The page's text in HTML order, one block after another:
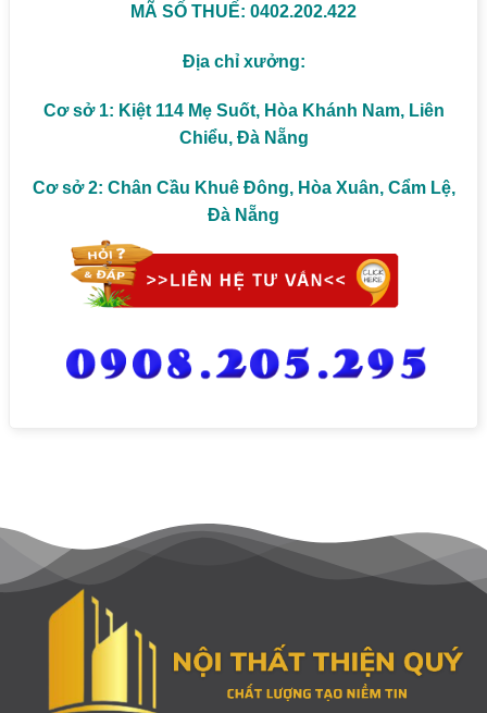
MÃ SỐ THUẾ: 0402.202.422
Địa chỉ xưởng:
Cơ sở 1: Kiệt 114 Mẹ Suốt, Hòa Khánh Nam, Liên
Chiểu, Đà Nẵng
Cơ sở 2: Chân Cầu Khuê Đông, Hòa Xuân, Cẩm Lệ,
Đà Nẵng